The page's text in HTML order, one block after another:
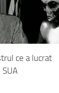
ce a lucrat